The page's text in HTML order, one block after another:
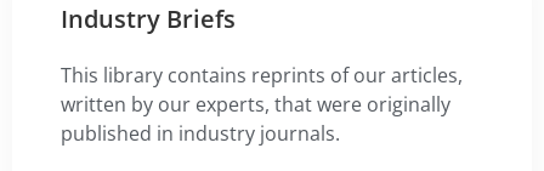
Industry Briefs
This library contains reprints of our articles,
written by our experts, that were originally
published in industry journals.